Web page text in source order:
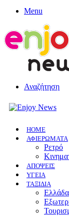
Menu
Αναζήτηση
HOME
ΑΦΙΕΡΩΜΑΤΑ
Ρετρό
ΑΠΟΨΕΙΣ
ΥΓΕΙΑ
ΤΑΞΙΔΙΑ
Ελλάδα